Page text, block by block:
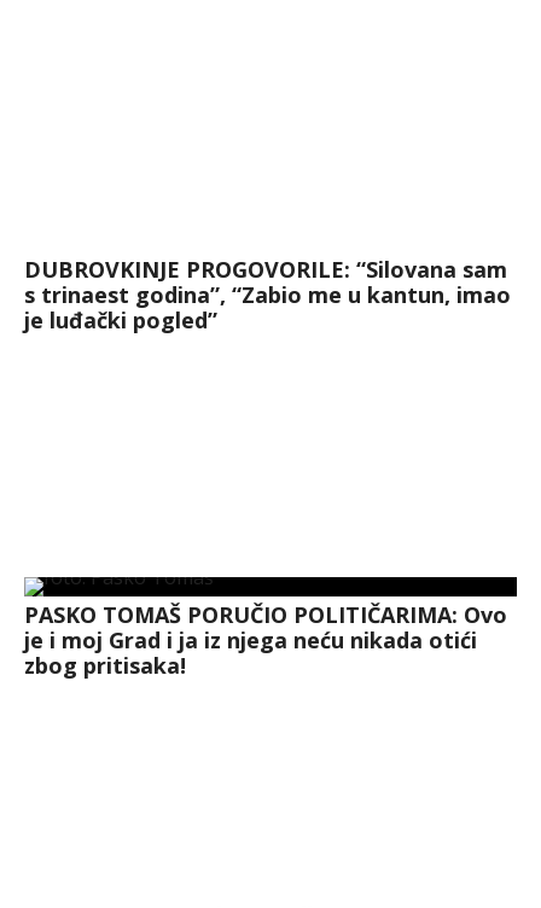
DUBROVKINJE PROGOVORILE: “Silovana sam
s trinaest godina”, “Zabio me u kantun, imao
je luđački pogled”
PASKO TOMAŠ PORUČIO POLITIČARIMA: Ovo
je i moj Grad i ja iz njega neću nikada otići
zbog pritisaka!